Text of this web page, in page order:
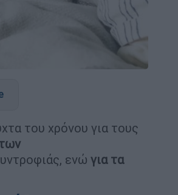
του χρόνου για τους
ενώ για τα